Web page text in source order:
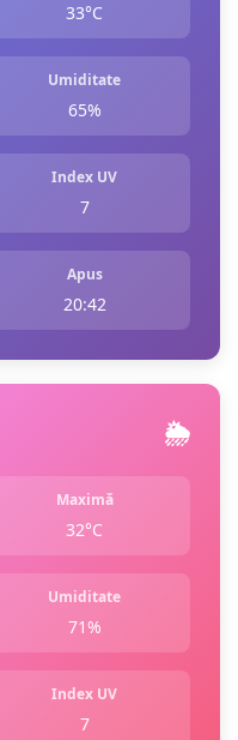
33°C
Umiditate
65%
Index UV
7
Apus
20:42
🌦️
Maximă
32°C
Umiditate
71%
Index UV
7